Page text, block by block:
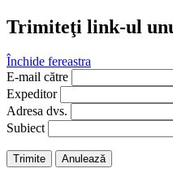
Trimiteţi link-ul
Închide fereastra
E-mail către
Expeditor
Adresa dvs.
Subiect
Trimite Anulează